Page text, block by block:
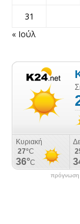
31
« Ιούλ
πρόγνωση